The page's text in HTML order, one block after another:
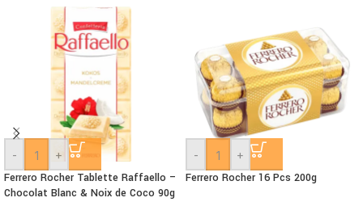
- +
Ferrero Rocher Tablette Raffaello –
Chocolat Blanc & Noix de Coco 90g
- +
Ferrero Rocher 16 Pcs 200g